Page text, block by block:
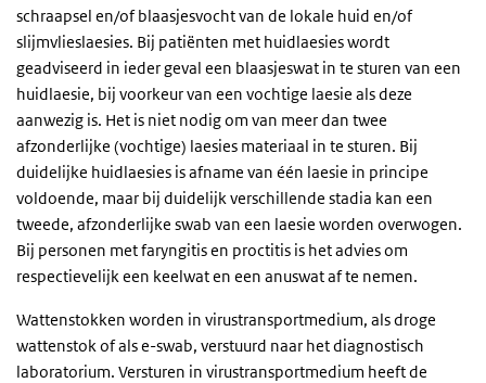
schraapsel en/of blaasjesvocht van de lokale huid en/of
slijmvlieslaesies. Bij patiënten met huidlaesies wordt
geadviseerd in ieder geval een blaasjeswat in te sturen van een
huidlaesie, bij voorkeur van een vochtige laesie als deze
aanwezig is. Het is niet nodig om van meer dan twee
afzonderlijke (vochtige) laesies materiaal in te sturen. Bij
duidelijke huidlaesies is afname van één laesie in principe
voldoende, maar bij duidelijk verschillende stadia kan een
tweede, afzonderlijke swab van een laesie worden overwogen.
Bij personen met faryngitis en proctitis is het advies om
respectievelijk een keelwat en een anuswat af te nemen.
Wattenstokken worden in virustransportmedium, als droge
wattenstok of als e-swab, verstuurd naar het diagnostisch
laboratorium. Versturen in virustransportmedium heeft de